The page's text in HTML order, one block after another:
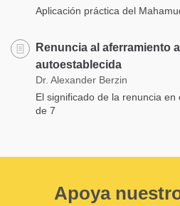
Aplicación práctica del
Renuncia al aferramiento
autoestablecida
Dr. Alexander Berzin
El significado de la renuncia
de 7
Apoya